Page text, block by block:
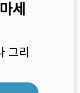
세
그리